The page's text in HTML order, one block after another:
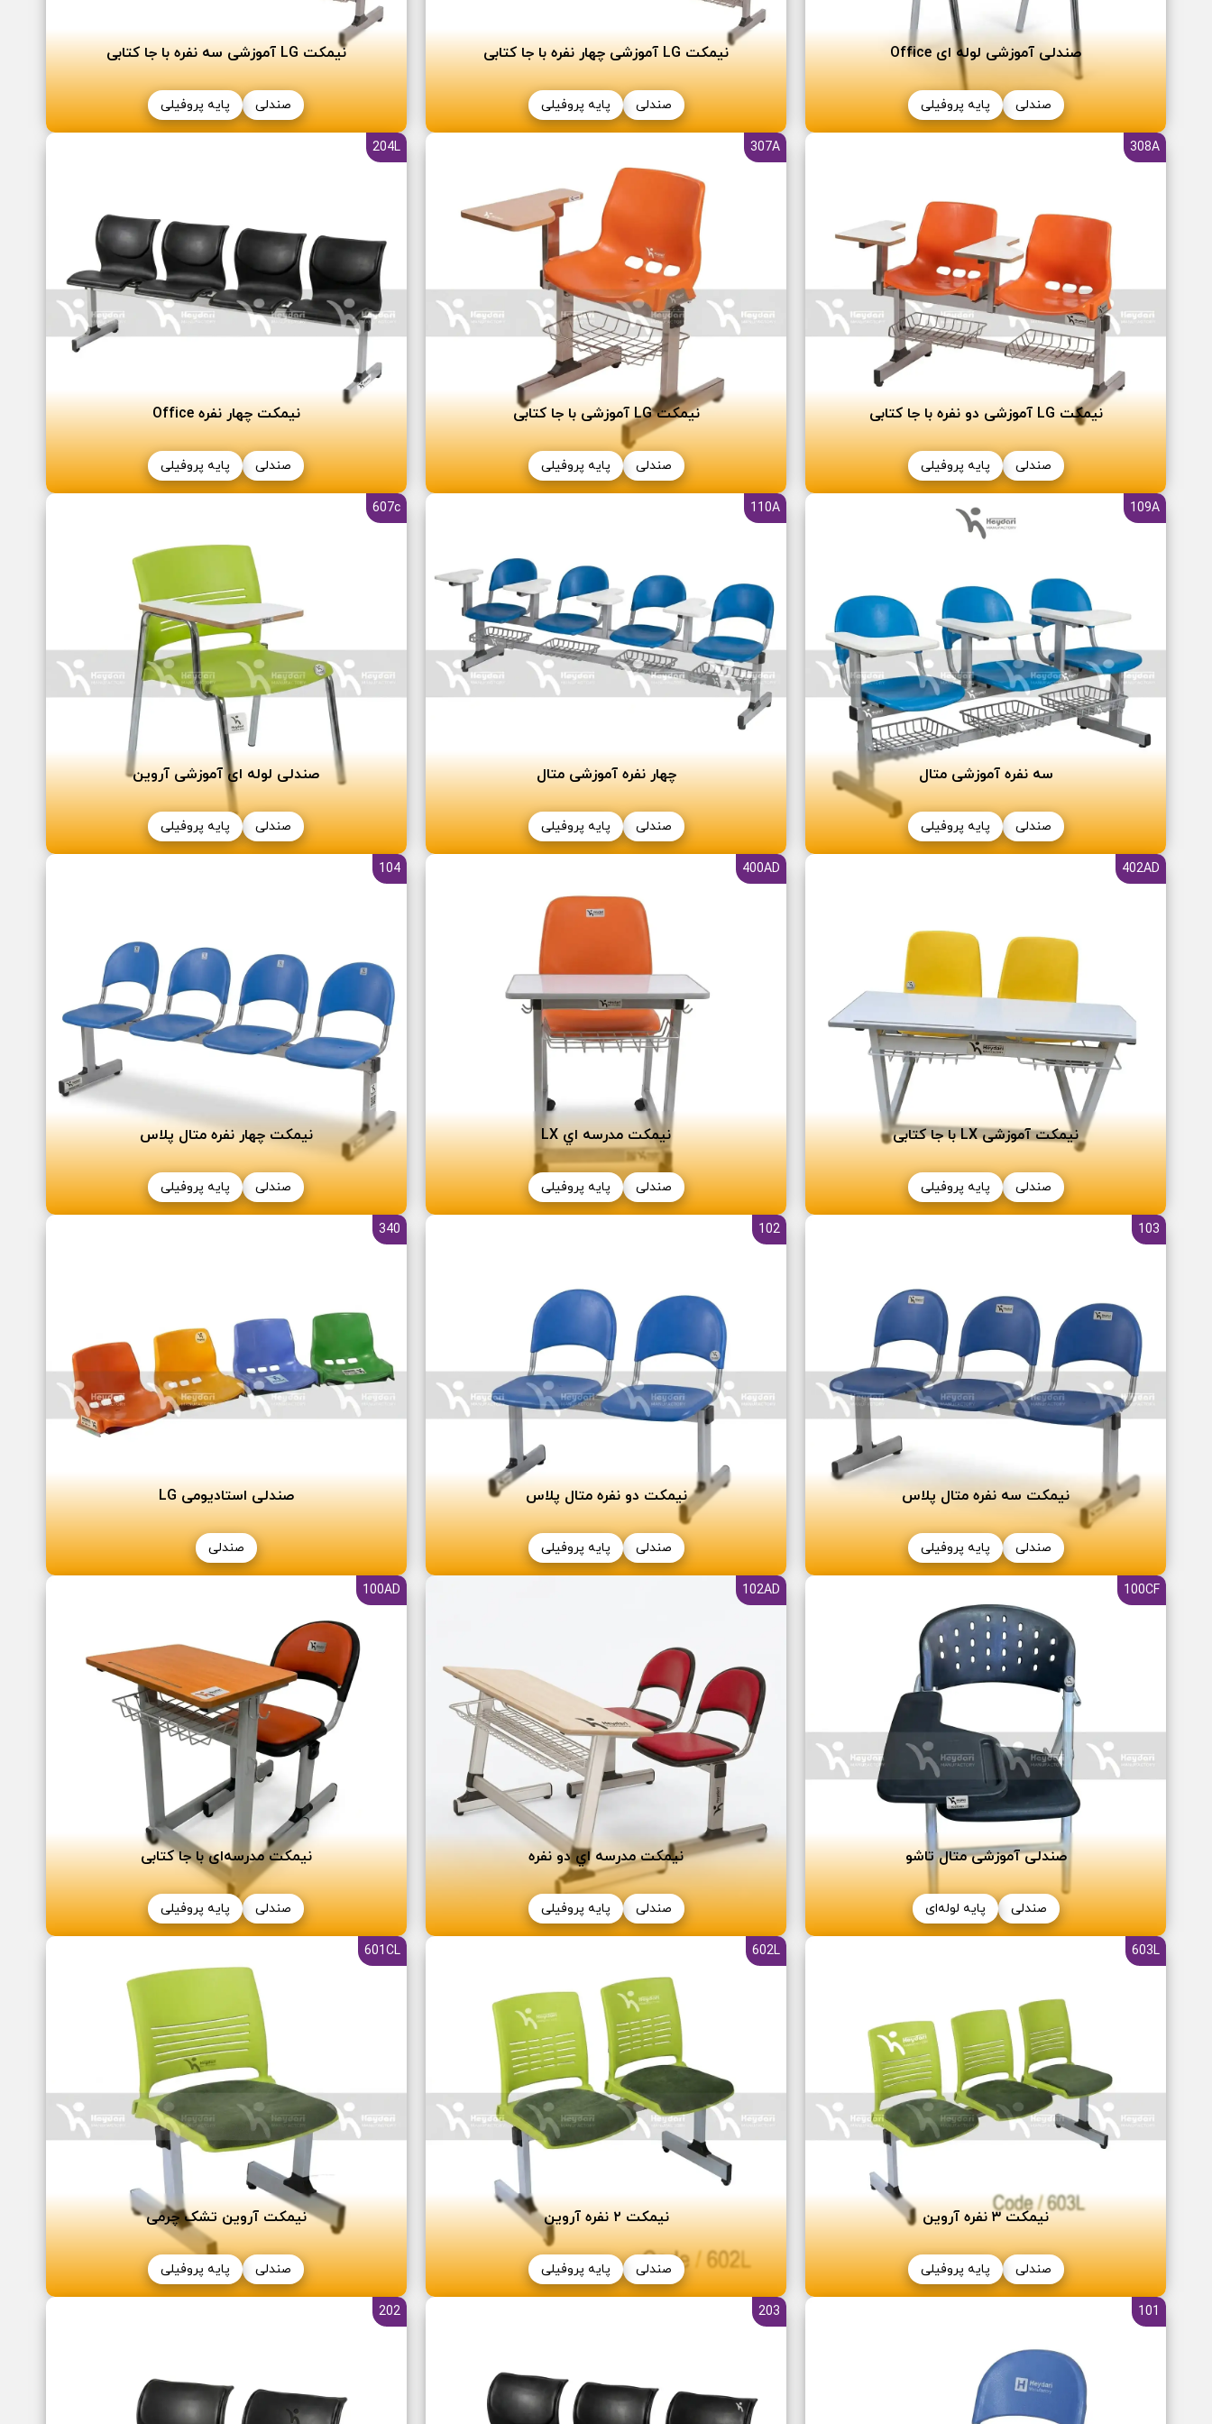
صندلی آموزشی لوله ای Office
صندلی پایه پروفیلی
نیمکت LG آموزشی چهار نفره با جا کتابی
صندلی پایه پروفیلی
نیمکت LG آموزشی سه نفره با جا کتابی
صندلی پایه پروفیلی
308A
نیمکت LG آموزشی دو نفره با جا کتابی
صندلی پایه پروفیلی
307A
نیمکت LG آموزشی با جا کتابی
صندلی پایه پروفیلی
204L
نیمکت چھار نفره Office
صندلی پایه پروفیلی
109A
سه نفره آموزشی متال
صندلی پایه پروفیلی
110A
چھار نفره آموزشی متال
صندلی پایه پروفیلی
607c
صندلی لوله ای آموزشی آروین
صندلی پایه پروفیلی
402AD
نیمکت آموزشی LX با جا کتابی
صندلی پایه پروفیلی
400AD
نیمکت مدرسه اي LX
صندلی پایه پروفیلی
104
نیمکت چهار نفره متال پلاس
صندلی پایه پروفیلی
103
نیمکت سه نفره متال پلاس
صندلی پایه پروفیلی
102
نیمکت دو نفره متال پلاس
صندلی پایه پروفیلی
340
صندلی استادیومی LG
صندلی
100CF
صندلی آموزشی متال تاشو
صندلی پایه لوله‌ای
102AD
نیمکت مدرسه اي دو نفره
صندلی پایه پروفیلی
100AD
نیمکت مدرسه‌ای با جا کتابی
صندلی پایه پروفیلی
603L
نیمکت ٣ نفره آروین
صندلی پایه پروفیلی
602L
نیمکت ٢ نفره آروین
صندلی پایه پروفیلی
601CL
نیمکت آروین تشک چرمی
صندلی پایه پروفیلی
101
203
202